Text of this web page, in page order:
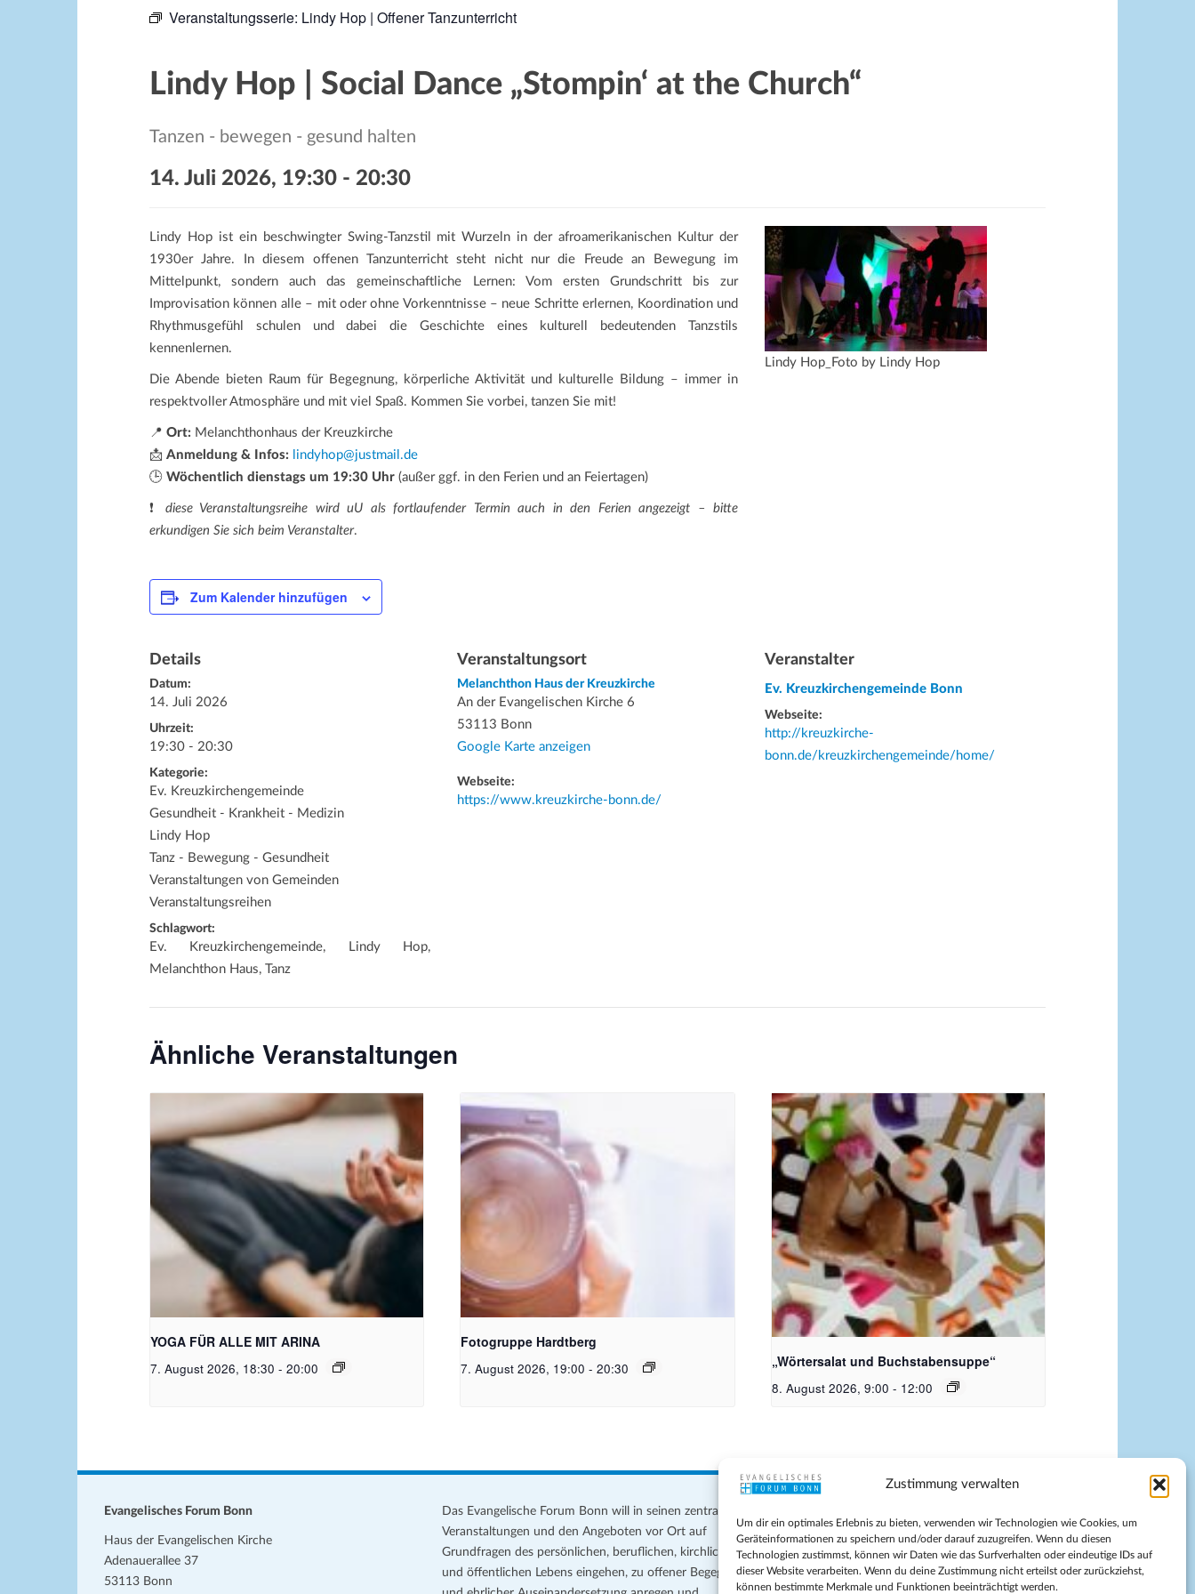
Zustimmung verwalten
Um dir ein optimales Erlebnis zu bieten, verwenden wir Technologien wie Cookies, um
Geräteinformationen zu speichern und/oder darauf zuzugreifen. Wenn du diesen
Technologien zustimmst, können wir Daten wie das Surfverhalten oder eindeutige IDs auf
dieser Website verarbeiten. Wenn du deine Zustimmung nicht erteilst oder zurückziehst,
können bestimmte Merkmale und Funktionen beeinträchtigt werden.
Veranstaltungsserie: Lindy Hop | Offener Tanzunterricht
Lindy Hop | Social Dance „Stompin‘ at the Church“
Tanzen - bewegen - gesund halten
14. Juli 2026, 19:30 - 20:30
Lindy Hop ist ein beschwingter Swing-Tanzstil mit Wurzeln in der afroamerikanischen Kultur der
1930er Jahre. In diesem offenen Tanzunterricht steht nicht nur die Freude an Bewegung im
Mittelpunkt, sondern auch das gemeinschaftliche Lernen: Vom ersten Grundschritt bis zur
Improvisation können alle – mit oder ohne Vorkenntnisse – neue Schritte erlernen, Koordination und
Rhythmusgefühl schulen und dabei die Geschichte eines kulturell bedeutenden Tanzstils
kennenlernen.
Die Abende bieten Raum für Begegnung, körperliche Aktivität und kulturelle Bildung – immer in
respektvoller Atmosphäre und mit viel Spaß. Kommen Sie vorbei, tanzen Sie mit!
📍 Ort: Melanchthonhaus der Kreuzkirche
📩 Anmeldung & Infos:
lindyhop@justmail.de
🕒 Wöchentlich dienstags um 19:30 Uhr (außer ggf. in den Ferien und an Feiertagen)
❗
diese Veranstaltungsreihe wird uU als fortlaufender Termin auch in den Ferien angezeigt – bitte
erkundigen Sie sich beim Veranstalter.
Lindy Hop_Foto by Lindy Hop
Zum Kalender hinzufügen
Details
Datum:
14. Juli 2026
Uhrzeit:
19:30 - 20:30
Kategorie:
Ev. Kreuzkirchengemeinde
Gesundheit - Krankheit - Medizin
Lindy Hop
Tanz - Bewegung - Gesundheit
Veranstaltungen von Gemeinden
Veranstaltungsreihen
Schlagwort:
Ev. Kreuzkirchengemeinde, Lindy Hop,
Melanchthon Haus, Tanz
Veranstaltungsort
Melanchthon Haus der Kreuzkirche
An der Evangelischen Kirche 6
53113 Bonn
Google Karte anzeigen
Webseite:
https://www.kreuzkirche-bonn.de/
Veranstalter
Ev. Kreuzkirchengemeinde Bonn
Webseite:
http://kreuzkirche-
bonn.de/kreuzkirchengemeinde/home/
Ähnliche Veranstaltungen
Bild: Pixabay free
YOGA FÜR ALLE MIT ARINA
7. August 2026, 18:30 - 20:00
Kamera_Pixabay Free_PublicDomainArchive
Fotogruppe Hardtberg
7. August 2026, 19:00 - 20:30
Bildquelle_ Pixabay Free_Christoph
Meinersmann
„Wörtersalat und Buchstabensuppe“
8. August 2026, 9:00 - 12:00
Evangelisches Forum Bonn
Haus der Evangelischen Kirche
Adenauerallee 37
53113 Bonn
Das Evangelische Forum Bonn will in seinen zentralen
Veranstaltungen und den Angeboten vor Ort auf
Grundfragen des persönlichen, beruflichen, kirchlichen
und öffentlichen Lebens eingehen, zu offener Begegnung
Datenschutz
Teilnahmebedingungen
Evangelische Kirche in Bonn